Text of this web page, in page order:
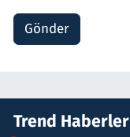
Gönder
Trend Haberler